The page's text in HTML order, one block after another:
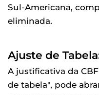
Sul-Americana,
eliminada.
Ajuste de
A justificativa da
de tabela", pode